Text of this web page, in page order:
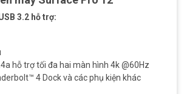
3.2 hỗ trợ:
hỗ trợ tối đa hai màn hình 4k @60Hz
4 Dock và các phụ kiện khác